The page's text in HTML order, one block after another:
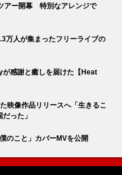
アー開幕 特別なアレンジで
万人が集まったフリーライブの
感謝と癒しを届けた【Heat
映像作品リリースへ「生きるこ
った」
のこと」カバーMVを公開